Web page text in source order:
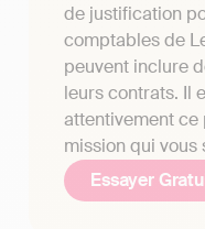
de justification
comptables de
peuvent inclure
leurs contrats. Il
attentivement ce
mission qui vous
Essayer